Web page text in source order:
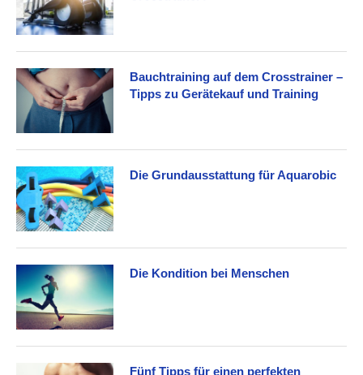
Bauchtraining auf dem Crosstrainer –
Tipps zu Gerätekauf und Training
Die Grundausstattung für Aquarobic
Die Kondition bei Menschen
Fünf Tipps für einen perfekten